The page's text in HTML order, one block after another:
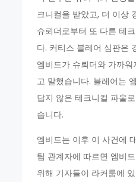
크니컬을 받았고, 더 이상
슈뢰더로부터 또 다른 테
다. 커티스 블레어 심판은
엠비드가 슈뢰더와 가까
고 말했습니다. 블레어는
답지 않은 테크니컬 파울
습니다.
엠비드는 이후 이 사건에
팀 관계자에 따르면 엠비
위해 기자들이 라커룸에